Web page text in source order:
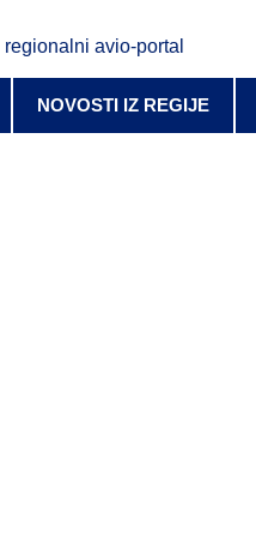
regionalni avio-portal
NOVOSTI IZ REGIJE